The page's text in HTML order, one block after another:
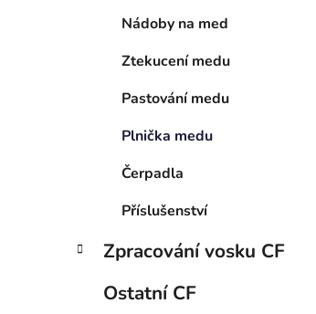
Nádoby na med
Ztekucení medu
Pastování medu
Plnička medu
Čerpadla
Příslušenství
Zpracování vosku CF
Ostatní CF